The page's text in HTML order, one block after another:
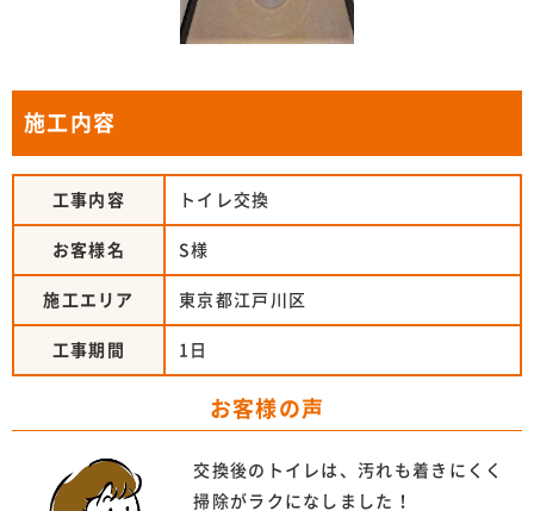
施工内容
工事内容 トイレ交換
お客様名 S様
施工エリア 東京都江戸川区
工事期間 1日
お客様の声
交換後のトイレは、汚れも着きにくく
掃除がラクになしました！